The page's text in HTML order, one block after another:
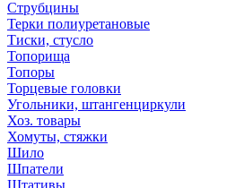
Струбцины
Терки полиуретановые
Тиски, стусло
Топорища
Топоры
Торцевые головки
Угольники, штангенциркули
Хоз. товары
Хомуты, стяжки
Шило
Шпатели
Штативы